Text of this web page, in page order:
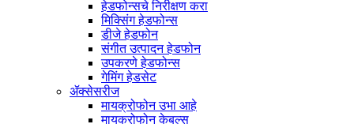
हेडफोन्सचे निरीक्षण करा
मिक्सिंग हेडफोन्स
डीजे हेडफोन
संगीत उत्पादन हेडफोन
उपकरणे हेडफोन्स
गेमिंग हेडसेट
ॲक्सेसरीज
मायक्रोफोन उभा आहे
मायक्रोफोन केबल्स